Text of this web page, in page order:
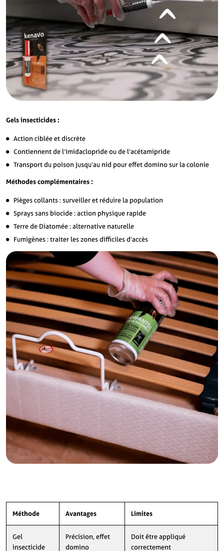
Gels insecticides :
Action ciblée et discrète
Contiennent de l’imidaclopride ou de l’acétamipride
Transport du poison jusqu’au nid pour effet domino sur la colonie
Méthodes complémentaires :
Pièges collants : surveiller et réduire la population
Sprays sans biocide : action physique rapide
Terre de Diatomée : alternative naturelle
Fumigènes : traiter les zones difficiles d’accès
Méthode Avantages Limites
Gel
insecticide
Précision, effet
domino
Doit être appliqué
correctement